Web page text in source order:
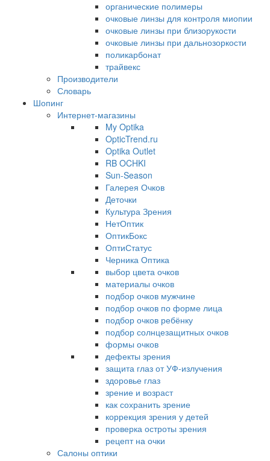
органические полимеры
очковые линзы для контроля миопии
очковые линзы при близорукости
очковые линзы при дальнозоркости
поликарбонат
трайвекс
Производители
Словарь
Шопинг
Интернет-магазины
My Optika
OpticTrend.ru
Optika Outlet
RB OCHKI
Sun-Season
Галерея Очков
Деточки
Культура Зрения
НетОптик
ОптикБокс
ОптиСтатус
Черника Оптика
выбор цвета очков
материалы очков
подбор очков мужчине
подбор очков по форме лица
подбор очков ребёнку
подбор солнцезащитных очков
формы очков
дефекты зрения
защита глаз от УФ-излучения
здоровье глаз
зрение и возраст
как сохранить зрение
коррекция зрения у детей
проверка остроты зрения
рецепт на очки
Салоны оптики